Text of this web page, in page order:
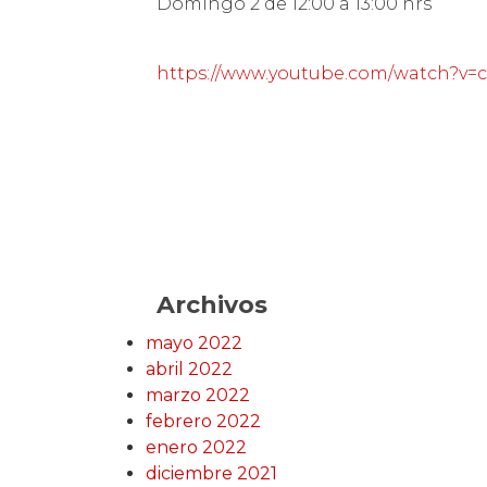
https://www.youtube.com/
Archivos
mayo 2022
abril 2022
marzo 2022
febrero 2022
enero 2022
diciembre 2021